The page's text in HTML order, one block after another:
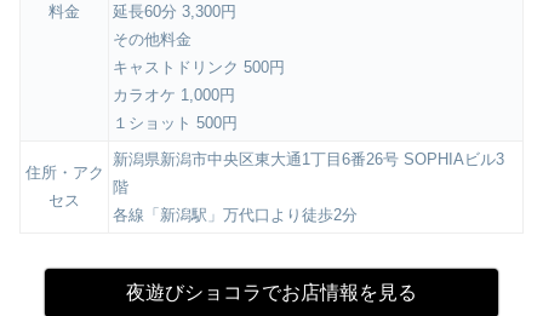
料金
延長60分 3,300円
その他料金
キャストドリンク 500円
カラオケ 1,000円
１ショット 500円
住所・アク
セス
新潟県新潟市中央区東大通1丁目6番26号 SOPHIAビル3
階
各線「新潟駅」万代口より徒歩2分
夜遊びショコラでお店情報を見る